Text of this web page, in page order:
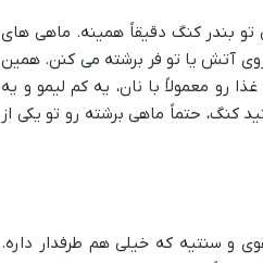
تو بندر کنگ دقیقاً همینه. ماهی های
روی آتش یا تو فر برشته می کنن. همین
معمولاً با نان، یه کم لیمو و یه
کنگ، حتماً ماهی برشته رو تو یکی از
و سنتیه که خیلی هم طرفدار داره.